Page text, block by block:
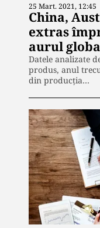
25 Mart. 2021, 12:45
China,
extras
aurul
Datele analizate
produs, anul
din producția…